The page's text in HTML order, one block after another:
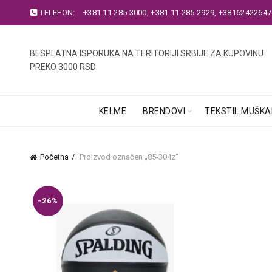
TELEFON: +381 11 285 3000,+381 11 285 2929, +38162422647
BESPLATNA ISPORUKA NA TERITORIJI SRBIJE ZA KUPOVINU
PREKO 3000 RSD
KELME BRENDOVI TEKSTIL
Početna Proizvod označen „85-304z“
-26%